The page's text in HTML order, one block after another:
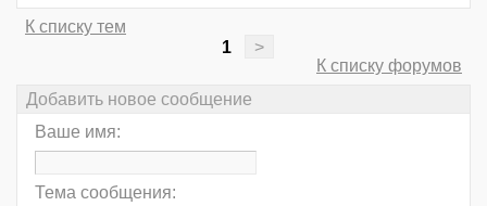
К списку тем
1
>
К списку форумов
Добавить новое сообщение
Ваше имя:
Тема сообщения: